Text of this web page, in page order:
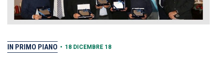
IN PRIMO PIANO • 18 DICEMBRE 18